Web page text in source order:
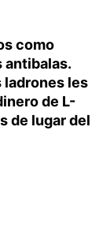
como
antibalas.
ladrones les
de L-
de lugar del